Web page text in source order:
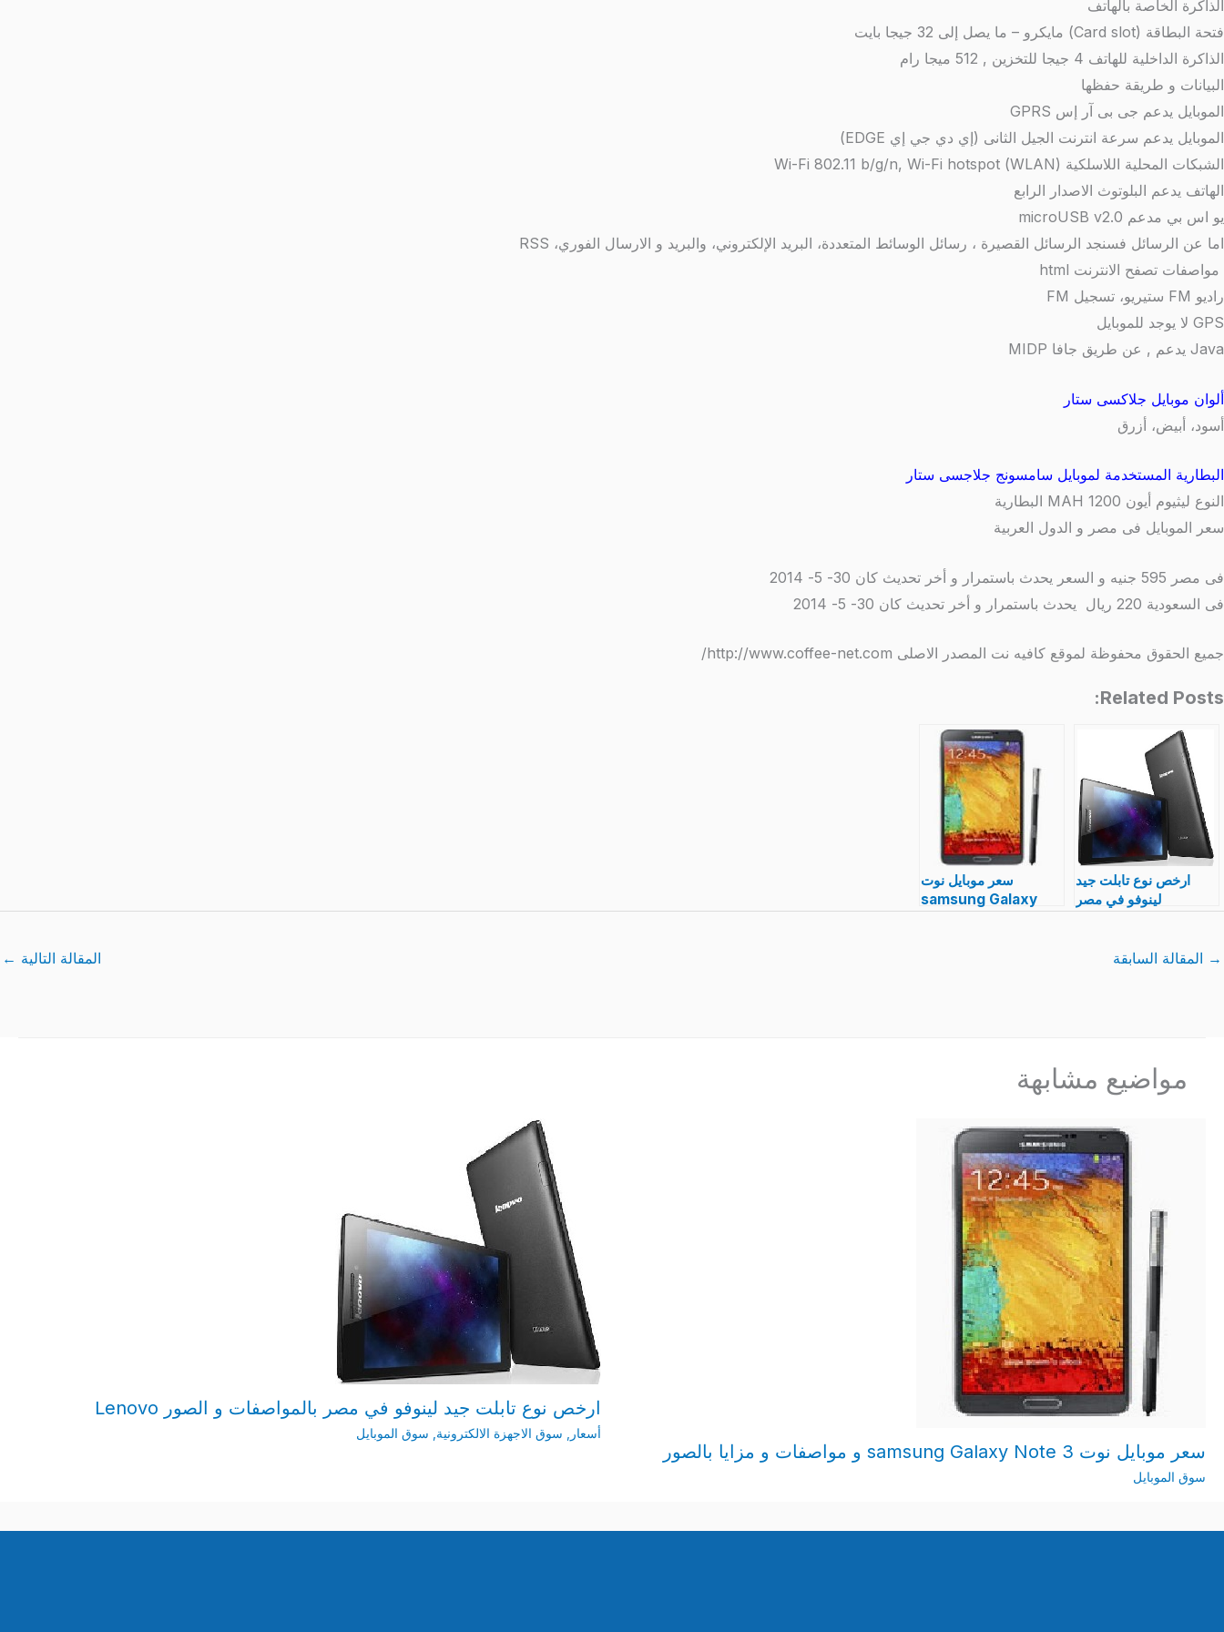
الذاكرة الخاصة بالهاتف
فتحة البطاقة (Card slot)
مايكرو – ما يصل إلى 32 جيجا بايت
الذاكرة الداخلية للهاتف 4 جيجا للتخزين , 512 ميجا رام
البيانات و طريقة حفظها
الموبايل يدعم جى بى آر إس GPRS
الموبايل يدعم سرعة انترنت الجيل الثانى (إي دي جي إي EDGE)
الشبكات المحلية اللاسلكية (WLAN)
Wi-Fi 802.11 b/g/n, Wi-Fi hotspot
الهاتف يدعم البلوتوث الاصدار الرابع
يو اس بي مدعم microUSB v2.0
اما عن الرسائل فسنجد الرسائل القصيرة ، رسائل الوسائط المتعددة، البريد الإلكتروني، والبريد و الارسال الفوري، RSS
مواصفات تصفح الانترنت html
راديو FM ستيريو، تسجيل FM
GPS لا يوجد للموبايل
Java يدعم , عن طريق جافا MIDP
ألوان موبايل جلاكسى ستار
أسود، أبيض، أزرق
البطارية المستخدمة لموبايل سامسونج جلاجسى ستار
النوع ليثيوم أيون 1200 MAH البطارية
سعر الموبايل فى مصر و الدول العربية
فى مصر 595 جنيه و السعر يحدث باستمرار و أخر تحديث كان 30- 5- 2014
فى السعودية 220 ريال يحدث باستمرار و أخر تحديث كان 30- 5- 2014
جميع الحقوق محفوظة لموقع كافيه نت المصدر الاصلى http://www.coffee-net.com/
Related Posts:
ارخص نوع تابلت جيد
لينوفو في مصر
سعر موبايل نوت
samsung Galaxy
→ المقالة السابقة المقالة التالية ←
مواضيع مشابهة
سعر موبايل نوت samsung Galaxy Note 3 و مواصفات و مزايا بالصور
سوق الموبايل
ارخص نوع تابلت جيد لينوفو في مصر بالمواصفات و الصور Lenovo
أسعار سوق الاجهزة الالكترونية سوق الموبايل